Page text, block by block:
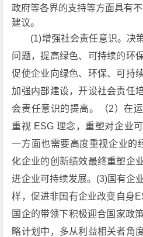
政府等各界的支持等方面具有
建议。
(1)增强社会责任意识。决
问题，提高绿色、可持续的环
促使企业向绿色、环保、可持
加强内部建设，开设社会责任
会责任意识的提高。（2）在
重视 ESG 理念，重塑对企业
一方面也需要高度重视企业的
化企业的创新绩效最终重塑企
进企业可持续发展。(3)国有企
样，促进非国有企业改变自身
国企的带领下积极迎合国家政
略计划中，多从利益相关者角